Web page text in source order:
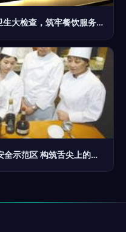
饮食服务中心开展“双节”前食品卫生大检查，筑牢餐饮服务安全防线
松山湖打造国家级餐饮服务食品安全示范区 构筑舌尖上的安全堡垒